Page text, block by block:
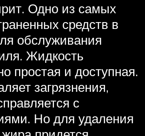
Одно из самых
средств в
обслуживания
Жидкость
простая и доступная.
загрязнения,
с
Но для удаления